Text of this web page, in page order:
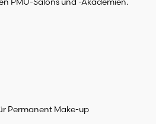
Permanent Make-up